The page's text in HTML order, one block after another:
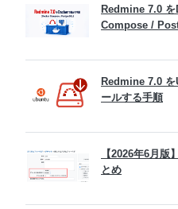
Redmine 7.0
Compose /
Redmine 7.0
ールする手順
【2026年6月
とめ